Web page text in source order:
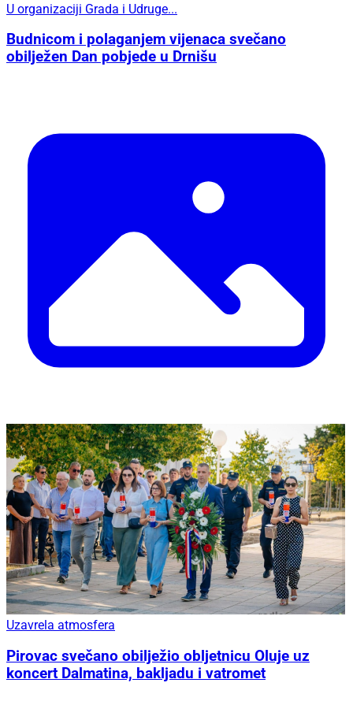
U organizaciji Grada i Udruge...
Budnicom i polaganjem vijenaca svečano
obilježen Dan pobjede u Drnišu
Uzavrela atmosfera
Pirovac svečano obilježio obljetnicu Oluje uz
koncert Dalmatina, bakljadu i vatromet